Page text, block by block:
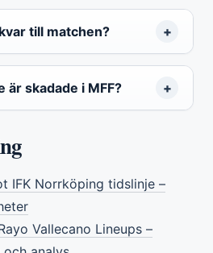
till matchen?
är skadade i MFF?
IFK Norrköping tidslinje –
Vallecano Lineups –